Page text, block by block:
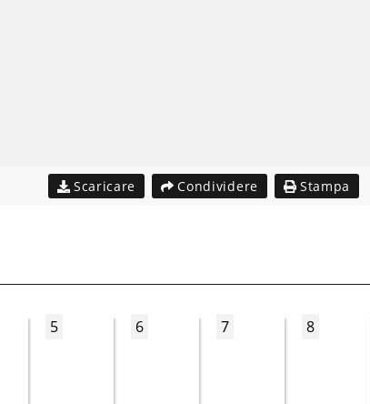
Scaricare Condividere Stampa
5 6 7 8